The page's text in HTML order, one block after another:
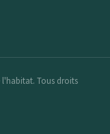
l'habitat. Tous droits